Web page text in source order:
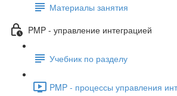
Материалы занятия
PMP - управление интеграцией
Учебник по разделу
PMP - процессы управления